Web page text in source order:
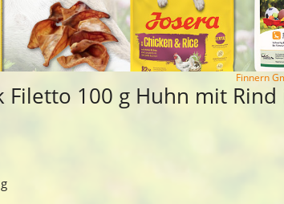
Finnern
Filetto 100 g Huhn mit Rind